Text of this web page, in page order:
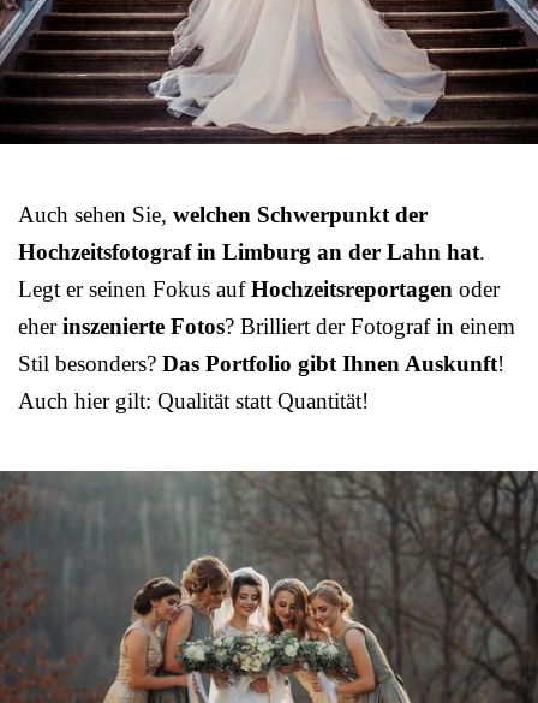
Auch sehen Sie, welchen Schwerpunkt der
Hochzeitsfotograf in Limburg an der Lahn hat.
Legt er seinen Fokus aufHochzeitsreportagen oder
eherinszenierte Fotos? Brilliert der Fotograf in einem
Stil besonders? Das Portfolio gibt Ihnen Auskunft!
Auch hier gilt: Qualität statt Quantität!